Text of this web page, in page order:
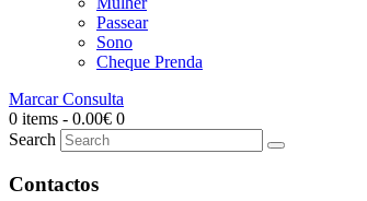
Passear
Sono
Cheque Prenda
Marcar Consulta
0 items - 0.00€ 0
Search
Contactos